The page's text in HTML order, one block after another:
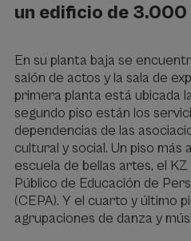
un edificio de 3.000
En su planta baja se
salón de actos y la sala de
primera planta está ubicada
segundo piso están los
dependencias de las
cultural y social. Un piso más
escuela de bellas artes, el
Público de Educación de
(CEPA). Y el cuarto y último
agrupaciones de danza y